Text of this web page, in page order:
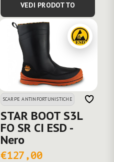
VEDI PRODOTTO
SCARPE ANTINFORTUNISTICHE
STAR BOOT S3L
FO SR CI ESD -
Nero
€127,00